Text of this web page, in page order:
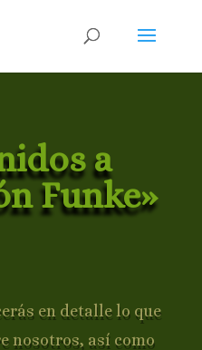
a
Funke»
en detalle lo que
nosotros, así como